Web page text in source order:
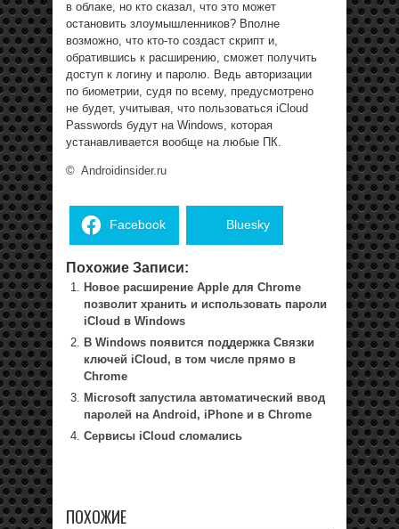
в облаке, но кто сказал, что это может
остановить злоумышленников? Вполне
возможно, что кто-то создаст скрипт и,
обратившись к расширению, сможет получить
доступ к логину и паролю. Ведь авторизации
по биометрии, судя по всему, предусмотрено
не будет, учитывая, что пользоваться iCloud
Passwords будут на Windows, которая
устанавливается вообще на любые ПК.
© Androidinsider.ru
Facebook Bluesky
Похожие Записи:
Новое расширение Apple для Chrome
позволит хранить и использовать пароли
iCloud в Windows
В Windows появится поддержка Связки
ключей iCloud, в том числе прямо в
Chrome
Microsoft запустила автоматический ввод
паролей на Android, iPhone и в Chrome
Сервисы iCloud сломались
ПОХОЖИЕ